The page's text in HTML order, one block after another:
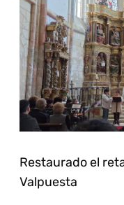
Restaurado el
Valpuesta